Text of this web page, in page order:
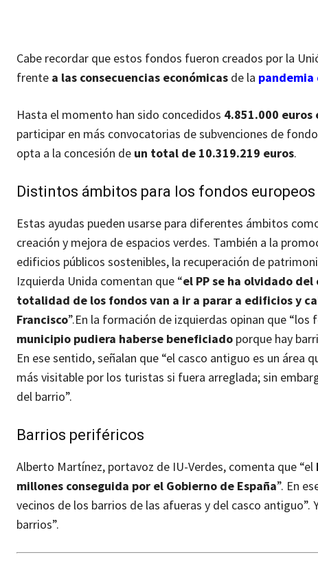
Cabe recordar que estos fondos fueron creados por la
frente a las consecuencias económicas de la pandemia
Hasta el momento han sido concedidos 4.851.000 euros
participar en más convocatorias de subvenciones de
opta a la concesión de un total de 10.319.219 euros.
Distintos ámbitos para los fondos europeos
Estas ayudas pueden usarse para diferentes ámbitos
creación y mejora de espacios verdes. También a la
edificios públicos sostenibles, la recuperación de
Izquierda Unida comentan que “el PP se ha olvidado
totalidad de los fondos van a ir a parar a edificios y
Francisco”.En la formación de izquierdas opinan que “los
municipio pudiera haberse beneficiado porque hay
En ese sentido, señalan que “el casco antiguo es un
más visitable por los turistas si fuera arreglada; sin
del barrio”.
Barrios periféricos
Alberto Martínez, portavoz de IU-Verdes, comenta que “el
millones conseguida por el Gobierno de España”. En
vecinos de los barrios de las afueras y del casco
barrios”.